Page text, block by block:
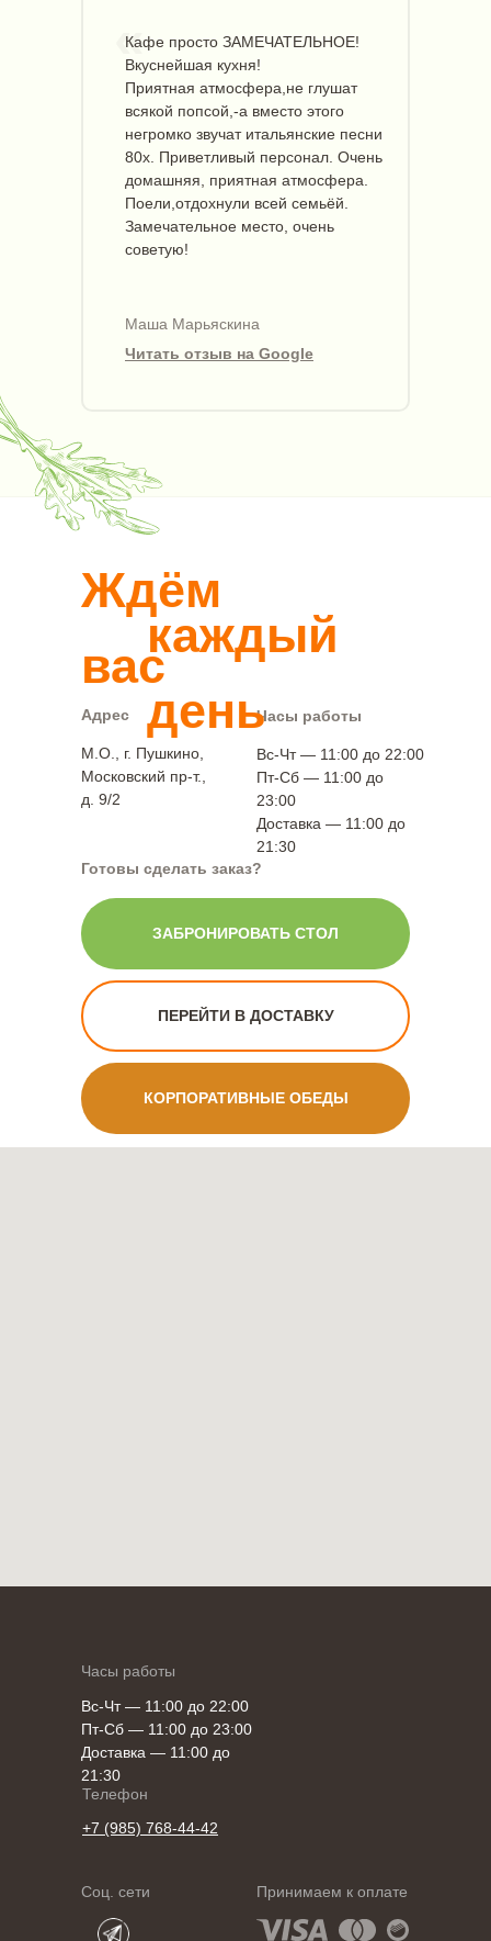
Кафе просто ЗАМЕЧАТЕЛЬНОЕ!
Вкуснейшая кухня!
Приятная атмосфера,не глушат
всякой попсой,-а вместо этого
негромко звучат итальянские песни
80х. Приветливый персонал. Очень
домашняя, приятная атмосфера.
Поели,отдохнули всей семьёй.
Замечательное место, очень
советую!
«
Маша Марьяскина
Читать отзыв на Google
Ждём
вас
Адрес
М.О., г. Пушкино,
Московский пр-т.,
д. 9/2
Часы работы
Вс-Чт — 11:00 до 22:00
Пт-Сб — 11:00 до
23:00
Доставка — 11:00 до
21:30
каждый
день
Готовы сделать заказ?
ЗАБРОНИРОВАТЬ СТОЛ
КОРПОРАТИВНЫЕ ОБЕДЫ
ПЕРЕЙТИ В ДОСТАВКУ
Принимаем к оплате
Часы работы
Вс-Чт — 11:00 до 22:00
Пт-Сб — 11:00 до 23:00
Доставка — 11:00 до
21:30
Телефон
+7 (985) 768-44-42
Соц. сети